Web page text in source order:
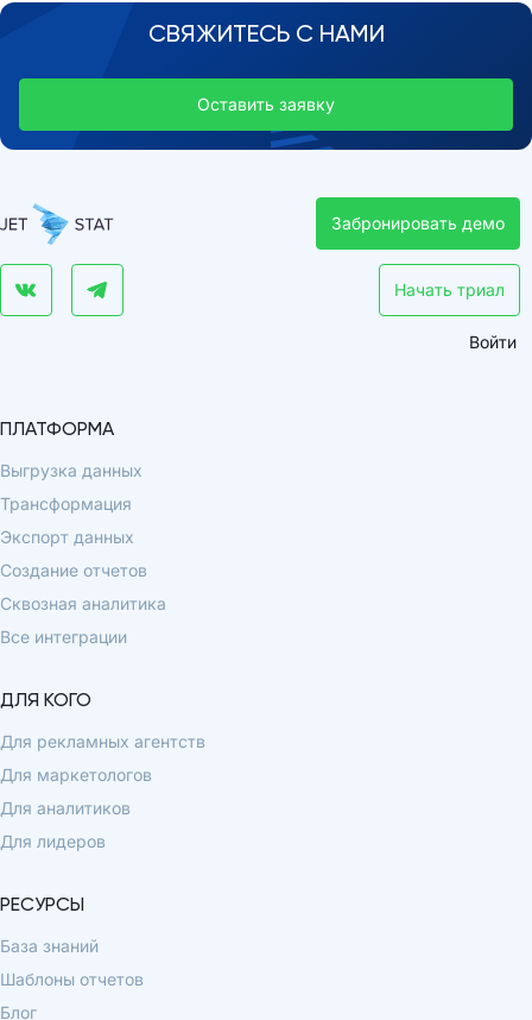
СВЯЖИТЕСЬ С НАМИ
Оставить заявку
Забронировать демо
Начать триал
Войти
ПЛАТФОРМА
Выгрузка данных
Трансформация
Экспорт данных
Создание отчетов
Сквозная аналитика
Все интеграции
ДЛЯ КОГО
Для рекламных агентств
Для маркетологов
Для аналитиков
Для лидеров
РЕСУРСЫ
База знаний
Шаблоны отчетов
Блог